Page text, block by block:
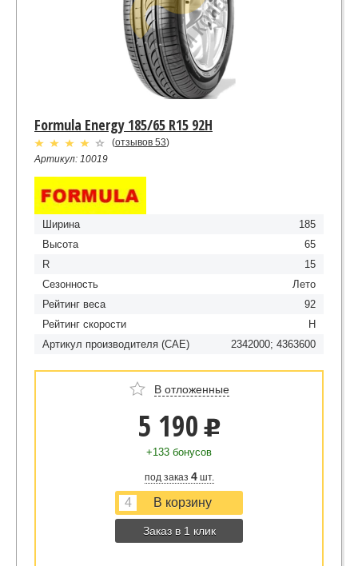
Formula Energy 185/65 R15 92H
(отзывов 53)
Артикул: 10019
Ширина
185
Высота
65
R
15
Сезонность
Лето
Рейтинг веса
92
Рейтинг скорости
H
Артикул производителя (CAE)
2342000; 4363600
В отложенные
5 190 u
+133 бонусов
под заказ 4шт.
Заказ в 1 клик